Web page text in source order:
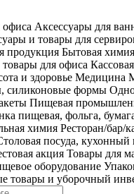
офиса Аксессуары для
и товары для
продукция Бытовая химия
для офиса
и здоровье Медицина
силиконовые формы
Пищевая
пищевая, фольга,
химия Ресторан/бар/
посуда, кухонный
акция Товары для
оборудование
товары и уборочный